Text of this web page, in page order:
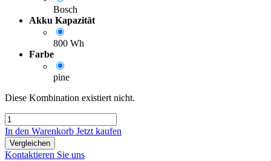
Bosch
Akku Kapazität
800 Wh
Farbe
pine
Diese Kombination existiert nicht.
In den Warenkorb Jetzt kaufen
Vergleichen
Kontaktieren Sie uns